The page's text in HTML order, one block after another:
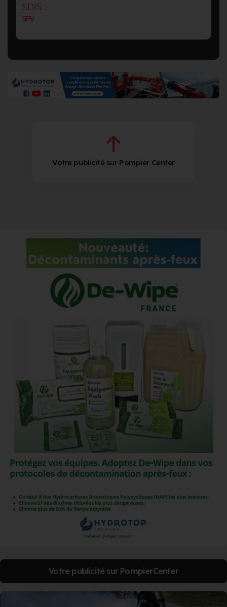
SDIS :
SPV
Votre publicité sur Pompier Center
Votre publicité sur PompierCenter